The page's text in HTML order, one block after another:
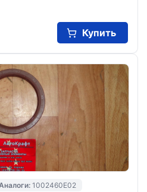
Купить
1002460E02